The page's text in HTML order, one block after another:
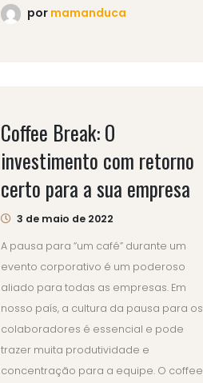
por mamanduca
Coffee Break: O
investimento com retorno
certo para a sua empresa
3 de maio de 2022
A pausa para “um café” durante um
evento corporativo é um poderoso
aliado para todas as empresas. Em
nosso país, a cultura da pausa para os
colaboradores é essencial e pode
trazer muita produtividade e
concentração para a equipe. O coffee